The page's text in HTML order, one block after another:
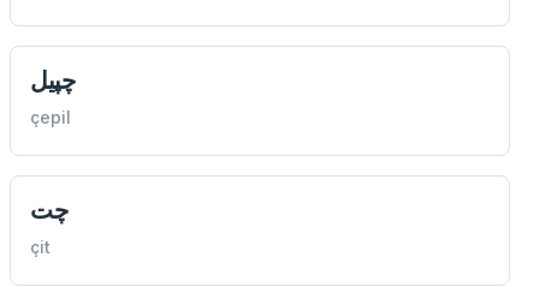
چپيل
çepil
چت
çit